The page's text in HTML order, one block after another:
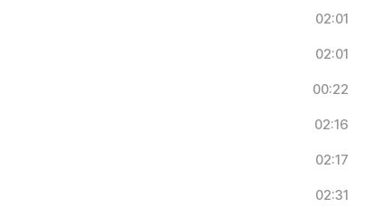
02:01
02:01
00:22
02:16
02:17
02:31